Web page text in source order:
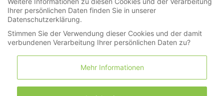
LNDA Los
Merkliste Warenkorb(0)
Ihrer persönlichen Daten finden Sie in unserer
Datenschutzerklärung.
Stimmen Sie der Verwendung dieser Cookies und der damit
verbundenen Verarbeitung Ihrer persönlichen Daten zu?
Mehr Informationen